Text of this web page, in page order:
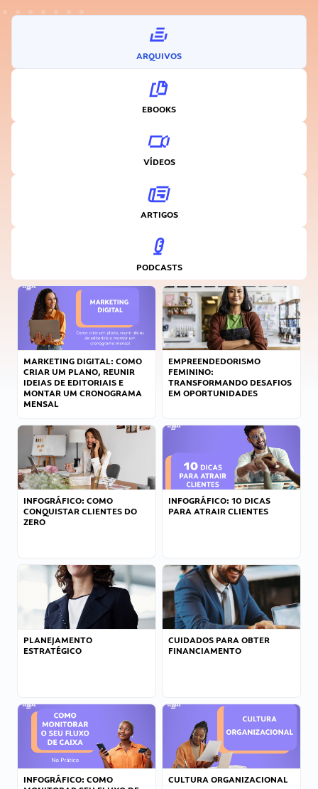
ARQUIVOS
EBOOKS
VÍDEOS
ARTIGOS
PODCASTS
MARKETING DIGITAL: COMO
CRIAR UM PLANO, REUNIR
IDEIAS DE EDITORIAIS E
MONTAR UM CRONOGRAMA
MENSAL
EMPREENDEDORISMO
FEMININO:
TRANSFORMANDO DESAFIOS
EM OPORTUNIDADES
INFOGRÁFICO: COMO
CONQUISTAR CLIENTES DO
ZERO
INFOGRÁFICO: 10 DICAS
PARA ATRAIR CLIENTES
PLANEJAMENTO
ESTRATÉGICO
CUIDADOS PARA OBTER
FINANCIAMENTO
INFOGRÁFICO: COMO
CULTURA ORGANIZACIONAL